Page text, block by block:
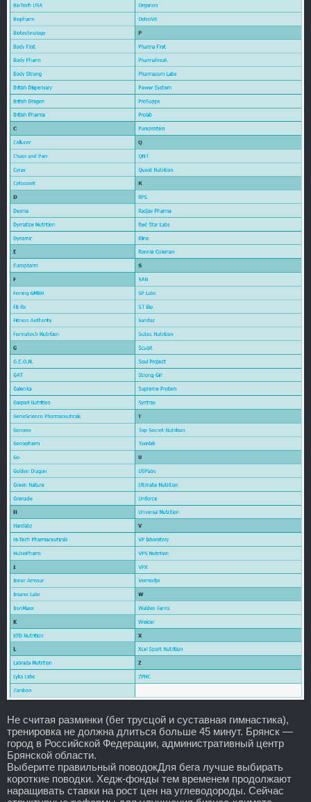
Не считая разминки (бег трусцой и суставная гимнастика),
тренировка не должна длиться больше 45 минут. Брянск —
город в Российской Федерации, административный центр
Брянской области.
Выберите правильный поводокДля бега лучше выбирать
короткие поводки. Хедж-фонды тем временем продолжают
наращивать ставки на рост цен на углеводороды. Сейчас